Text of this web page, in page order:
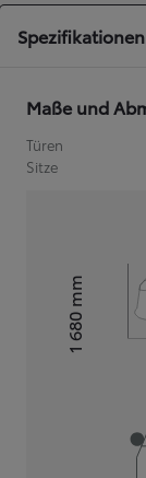
Spezifikationen
Maße und
Türen
Sitze
Height1 680
mm